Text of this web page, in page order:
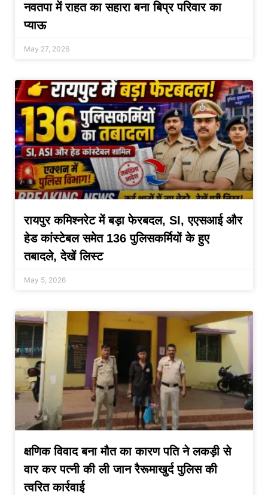
नवतपा में राहत का सहारा बना बिप्र परिवार का
प्याऊ
May 27, 2026
रायपुर कमिश्नरेट में बड़ा फेरबदल, SI, एएसआई और
हेड कांस्टेबल समेत 136 पुलिसकर्मियों के हुए
तबादले, देखें लिस्ट
May 5, 2026
क्षणिक विवाद बना मौत का कारण पति ने लकड़ी से
वार कर पत्नी की ली जान रैरूमाखुर्द पुलिस की
त्वरित कार्रवाई